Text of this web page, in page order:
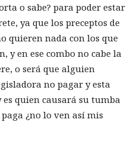
o sabe? para poder estar
ya que los preceptos de
quieren nada con los que
y en ese combo no cabe la
o será que alguien
no pagar y esta
es quien causará su tumba
¿no lo ven así mis